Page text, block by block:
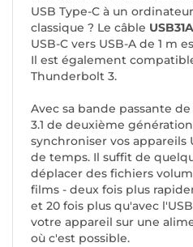
USB Type-C à un
classique ? Le câble
USB-C vers USB-A de 1 m
Il est également
Thunderbolt 3.
Avec sa bande passante de
3.1 de deuxième
synchroniser vos appareils
de temps. Il suffit de
déplacer des fichiers
films - deux fois plus
et 20 fois plus qu'avec
votre appareil sur une
où c'est possible.